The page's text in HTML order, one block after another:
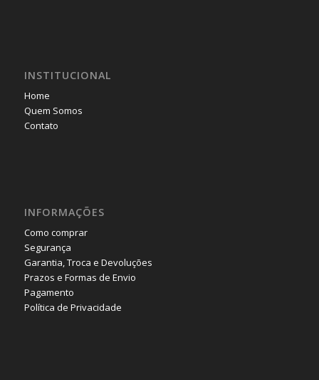
INSTITUCIONAL
Home
Quem Somos
Contato
INFORMAÇÕES
Como comprar
Segurança
Garantia, Troca e Devoluções
Prazos e Formas de Envio
Pagamento
Política de Privacidade